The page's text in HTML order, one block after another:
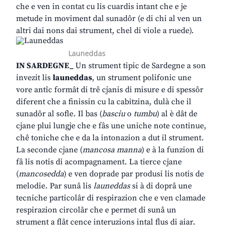
che e ven in contat cu lis cuardis intant che e je
metude in moviment dal sunadôr (e di chi al ven un
altri dai nons dai strument, chel di viole a ruede).
Launeddas
IN SARDEGNE_ Un strument tipic de Sardegne a son
invezit lis launeddas, un strument polifonic une
vore antîc formât di trê cjanis di misure e di spessôr
diferent che a finissin cu la cabitzina, dulà che il
sunadôr al sofle. Il bas (basciuo tumbu) al è dât de
cjane plui lungje che e fâs une uniche note continue,
chê toniche che e da la intonazion a dut il strument.
La seconde cjane (mancosa manna) e à la funzion di
fâ lis notis di acompagnament. La tierce cjane
(mancosedda) e ven doprade par produsi lis notis de
melodie. Par sunâ lis launeddassi à di doprâ une
tecniche particolâr di respirazion che e ven clamade
respirazion circolâr che e permet di sunâ un
strument a flât cence interuzions intal flus di aiar.